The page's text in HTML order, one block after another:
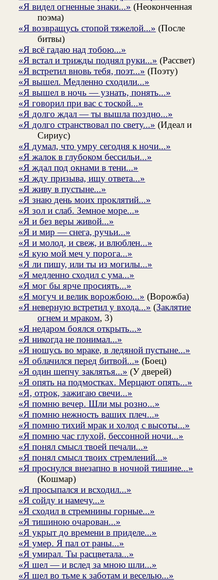
«Я видел огненные знаки...» (Неоконченная
поэма)
«Я возвращусь стопой тяжелой...» (После
битвы)
«Я всё гадаю над тобою...»
«Я встал и трижды поднял руки...» (Рассвет)
«Я встретил вновь тебя, поэт...» (Поэту)
«Я вышел. Медленно сходили...»
«Я вышел в ночь — узнать, понять...»
«Я говорил при вас с тоской...»
«Я долго ждал — ты вышла поздно...»
«Я долго странствовал по свету...» (Идеал и
Сириус)
«Я думал, что умру сегодня к ночи...»
«Я жалок в глубоком бессильи...»
«Я ждал под окнами в тени...»
«Я жду призыва, ищу ответа...»
«Я живу в пустыне...»
«Я знаю день моих проклятий...»
«Я зол и слаб. Земное море...»
«Я и без веры живой...»
«Я и мир — снега, ручьи...»
«Я и молод, и свеж, и влюблен...»
«Я кую мой меч у порога...»
«Я ли пишу, или ты из могилы...»
«Я медленно сходил с ума...»
«Я мог бы ярче просиять...»
«Я могуч и велик ворожбою...» (Ворожба)
«Я неверную встретил у входа...» (Заклятие
огнем и мраком, 3)
«Я недаром боялся открыть...»
«Я никогда не понимал...»
«Я ношусь во мраке, в ледяной пустыне...»
«Я облачился перед битвой...» (Боец)
«Я один шепчу заклятья...» (У дверей)
«Я опять на подмостках. Мерцают опять...»
«Я, отрок, зажигаю свечи...»
«Я помню вечер. Шли мы розно...»
«Я помню нежность ваших плеч...»
«Я помню тихий мрак и холод с высоты...»
«Я помню час глухой, бессонной ночи...»
«Я понял смысл твоей печали...»
«Я понял смысл твоих стремлений...»
«Я проснулся внезапно в ночной тишине...»
(Кошмар)
«Я просыпался и всходил...»
«Я сойду и намечу...»
«Я сходил в стремнины горные...»
«Я тишиною очарован...»
«Я укрыт до времени в приделе...»
«Я умер. Я пал от раны...»
«Я умирал. Ты расцветала...»
«Я шел — и вслед за мною шли...»
«Я шел во тьме к заботам и веселью...»